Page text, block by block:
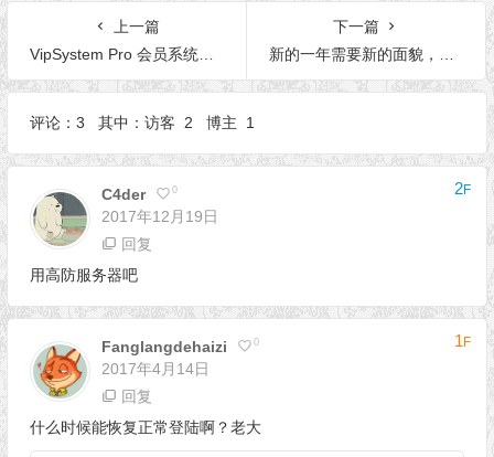
上一篇
VipSystem Pro 会员系统插件支持旧版本风格样式
下一篇
新的一年需要新的面貌，最近网站正在升级
评论：3 其中：访客 2 博主 1
C4der 0
2017年12月19日
2F
回复
用高防服务器吧
Fanglangdehaizi 0
2017年4月14日
1F
回复
什么时候能恢复正常登陆啊？老大